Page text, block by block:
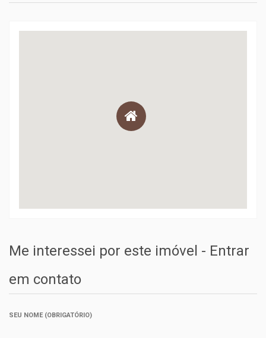
Me interessei por este imóvel - Entrar
em contato
SEU NOME (OBRIGATÓRIO)